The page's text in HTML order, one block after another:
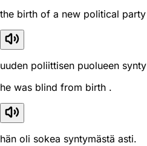
the birth of a new political party
uuden poliittisen puolueen synty
he was blind from birth .
hän oli sokea syntymästä asti.